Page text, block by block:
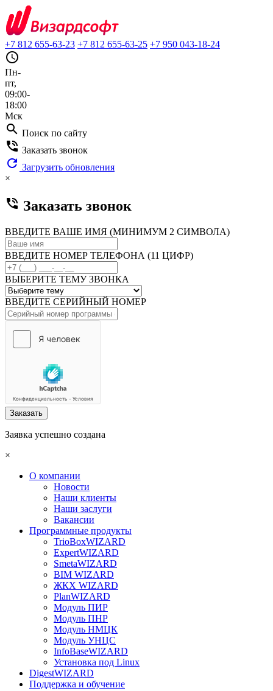
+7 812 655-63-23 +7 812 655-63-25 +7 950 043-18-24
query_builder
Пн-
пт,
09:00-
18:00
Мск
search Поиск по сайту
phone_in_talk Заказать звонок
refresh Загрузить обновления
×
phone_in_talk Заказать звонок
ВВЕДИТЕ ВАШЕ ИМЯ (МИНИМУМ 2 СИМВОЛА)
ВВЕДИТЕ НОМЕР ТЕЛЕФОНА (11 ЦИФР)
ВЫБЕРИТЕ ТЕМУ ЗВОНКА
ВВЕДИТЕ СЕРИЙНЫЙ НОМЕР
Заказать
Заявка успешно создана
×
О компании
Новости
Наши клиенты
Наши заслуги
Вакансии
Программные продукты
TrioBoxWIZARD
ExpertWIZARD
SmetaWIZARD
BIM WIZARD
ЖКХ WIZARD
PlanWIZARD
Модуль ПИР
Модуль ПНР
Модуль НМЦК
Модуль УНЦС
InfoBaseWIZARD
Установка под Linux
DigestWIZARD
Поддержка и обучение